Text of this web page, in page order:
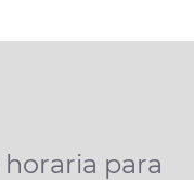
para